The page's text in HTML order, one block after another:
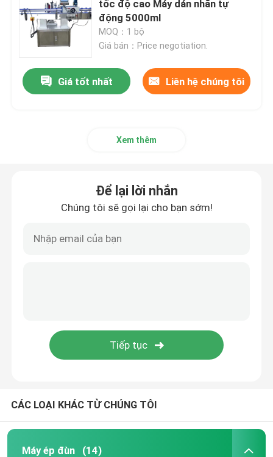
tốc độ cao Máy dán nhãn tự
động 5000ml
MOQ：1 bộ
Giá bán：Price negotiation.
Giá tốt nhất Liên hệ chúng tôi
Xem thêm
Để lại lời nhắn
Chúng tôi sẽ gọi lại cho bạn sớm!
CÁC LOẠI KHÁC TỪ CHÚNG TÔI
Máy ép đùn (14)